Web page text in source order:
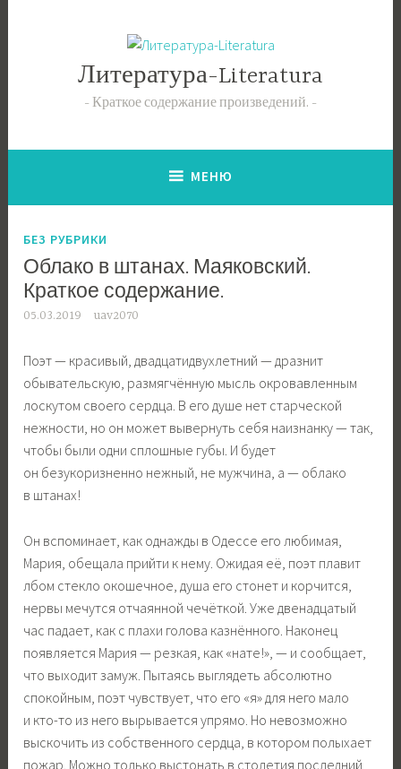
Литература-Literatura
Краткое содержание произведений.
МЕНЮ
БЕЗ РУБРИКИ
Облако в штанах. Маяковский.
Краткое содержание.
05.03.2019 uav2070
Поэт — красивый, двадцатидвухлетний — дразнит
обывательскую, размягчённую мысль окровавленным
лоскутом своего сердца. В его душе нет старческой
нежности, но он может вывернуть себя наизнанку — так,
чтобы были одни сплошные губы. И будет
он безукоризненно нежный, не мужчина, а — облако
в штанах!
Он вспоминает, как однажды в Одессе его любимая,
Мария, обещала прийти к нему. Ожидая её, поэт плавит
лбом стекло окошечное, душа его стонет и корчится,
нервы мечутся отчаянной чечёткой. Уже двенадцатый
час падает, как с плахи голова казнённого. Наконец
появляется Мария — резкая, как «нате!», — и сообщает,
что выходит замуж. Пытаясь выглядеть абсолютно
спокойным, поэт чувствует, что его «я» для него мало
и кто-то из него вырывается упрямо. Но невозможно
выскочить из собственного сердца, в котором полыхает
пожар. Можно только выстонать в столетия последний